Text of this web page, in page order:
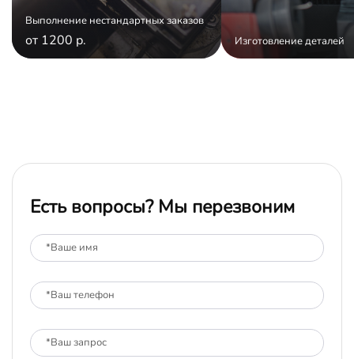
Выполнение нестандартных заказов
от 1200 р. Изготовление деталей
Есть вопросы? Мы перезвоним